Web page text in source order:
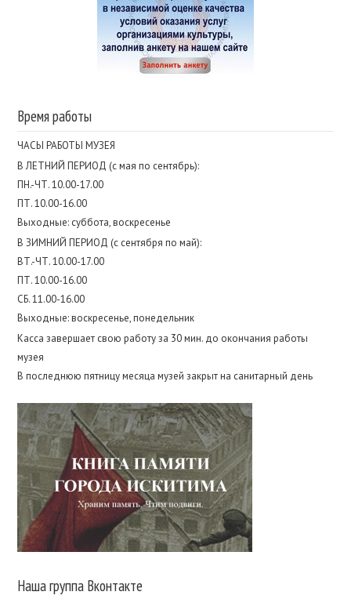
Время работы
ЧАСЫ РАБОТЫ МУЗЕЯ
В ЛЕТНИЙ ПЕРИОД (с мая по сентябрь):
ПН.-ЧТ. 10.00-17.00
ПТ. 10.00-16.00
Выходные: суббота, воскресенье
В ЗИМНИЙ ПЕРИОД (с сентября по май):
ВТ.-ЧТ. 10.00-17.00
ПТ. 10.00-16.00
СБ. 11.00-16.00
Выходные: воскресенье, понедельник
Касса завершает свою работу за 30 мин. до окончания работы
музея
В последнюю пятницу месяца музей закрыт на санитарный день
Наша группа Вконтакте